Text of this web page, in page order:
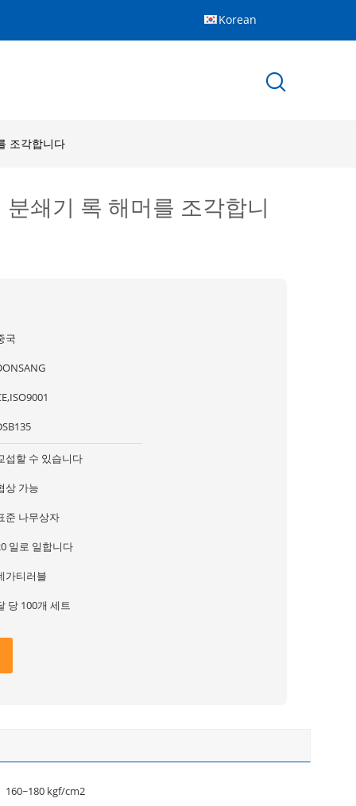
Korean
조각합니다
쇄기 록 해머를 조각합니
국
섭할 수 있습니다
상 가능
준 나무상자
일로 일합니다
가티러블
당 100개 세트
160~180 kgf/cm2